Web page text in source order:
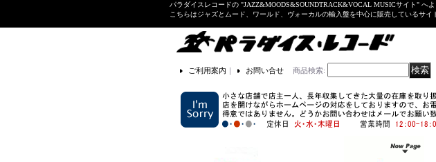
パラダイスレコードの "JAZZ&MOODS&SOUNDTRACK&VOCAL MUSICサイト" へよ
こちらはジャズとムード、ワールド、ヴォーカルの輸入盤を中心に販売しているサ
ご利用案内 ｜ お問い合せ 商品検索: